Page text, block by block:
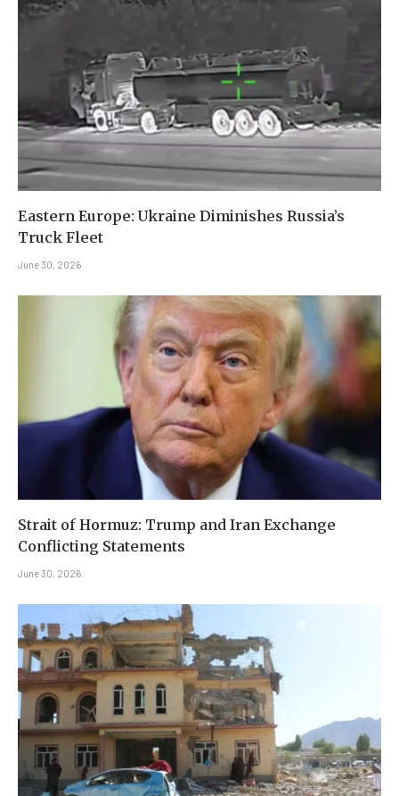
Eastern Europe: Ukraine Diminishes Russia’s
Truck Fleet
June 30, 2026
Strait of Hormuz: Trump and Iran Exchange
Conflicting Statements
June 30, 2026